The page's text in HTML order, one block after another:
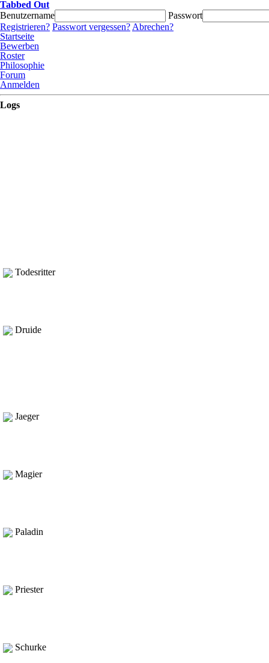
Tabbed Out
Benutzername
Passwort
Registrieren? Passwort vergessen? Abrechen?
Startseite
Bewerben
Roster
Philosophie
Forum
Anmelden
Logs
Todesritter
Druide
Jaeger
Magier
Paladin
Priester
Schurke